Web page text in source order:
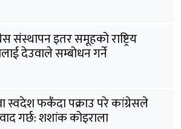
संस्थापन इतर समूहको राष्ट्रिय
देउवाले सम्बोधन गर्ने
स्वदेश फर्कँदा पक्राउ परे कांग्रेसले
गर्छ: शशांक कोइराला